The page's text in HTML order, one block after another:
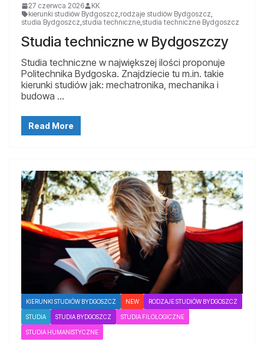
27 czerwca 2026
KK
kierunki studiów Bydgoszcz rodzaje studiów Bydgoszcz
studia Bydgoszcz studia techniczne studia techniczne Bydgoszcz
Studia techniczne w Bydgoszczy
Studia techniczne w największej ilości proponuje
Politechnika Bydgoska. Znajdziecie tu m.in. takie
kierunki studiów jak: mechatronika, mechanika i
budowa …
Read More
KIERUNKI STUDIÓW BYDGOSZCZ NEW RODZAJE STUDIÓW BYDGOSZCZ
STUDIA STUDIA BYDGOSZCZ STUDIA FILOLOGICZNE
STUDIA HUMANISTYCZNE